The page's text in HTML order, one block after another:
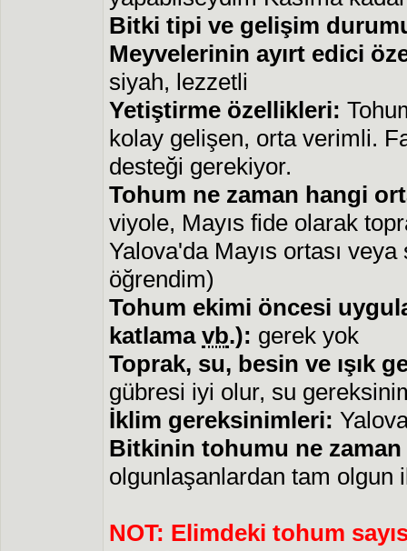
Bitki tipi ve gelişim
Meyvelerinin ayırt edici
siyah, lezzetli
Yetiştirme özellikleri:
kolay gelişen, orta verimli.
desteği gerekiyor.
Tohum ne zaman hangi
viyole, Mayıs fide olarak
Yalova'da Mayıs ortası
öğrendim)
Tohum ekimi öncesi
katlama vb.): gerek yok
Toprak, su, besin ve ışık
gübresi iyi olur, su
İklim gereksinimleri:
Bitkinin tohumu ne zaman
olgunlaşanlardan tam olgun
NOT: Elimdeki tohum